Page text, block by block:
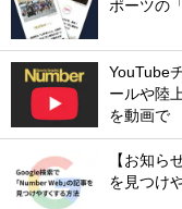
ポーツの
YouTube
ールや陸
を動画で
【お知ら
を見つけ